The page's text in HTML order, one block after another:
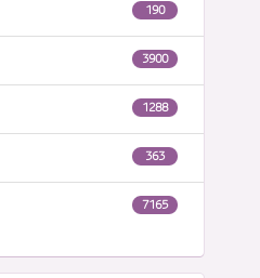
190
3900
1288
363
7165